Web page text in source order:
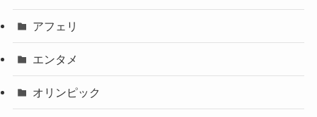
アフェリ
エンタメ
オリンピック